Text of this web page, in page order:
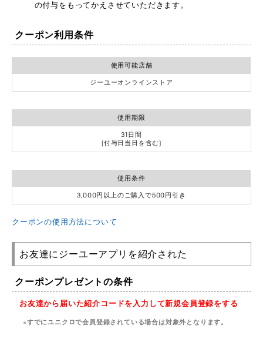
の付与をもってかえさせていただきます。
クーポン利用条件
使用可能店舗
ジーユーオンラインストア
使用期限
31日間
(付与日当日を含む)
使用条件
3,000円以上のご購入で500円引き
クーポンの使用方法について
お友達にジーユーアプリを紹介された
クーポンプレゼントの条件
お友達から届いた紹介コードを入力して新規会員登録をする
すでにユニクロで会員登録されている場合は対象外となります。